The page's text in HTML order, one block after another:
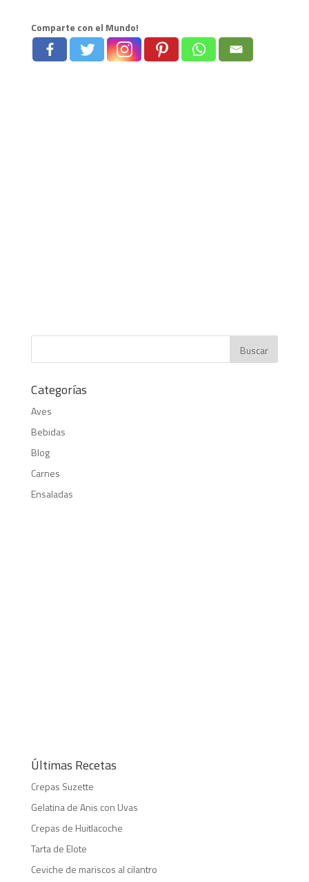
Comparte con el Mundo!
Categorías
Aves
Bebidas
Blog
Carnes
Ensaladas
Últimas Recetas
Crepas Suzette
Gelatina de Anis con Uvas
Crepas de Huitlacoche
Tarta de Elote
Ceviche de mariscos al cilantro